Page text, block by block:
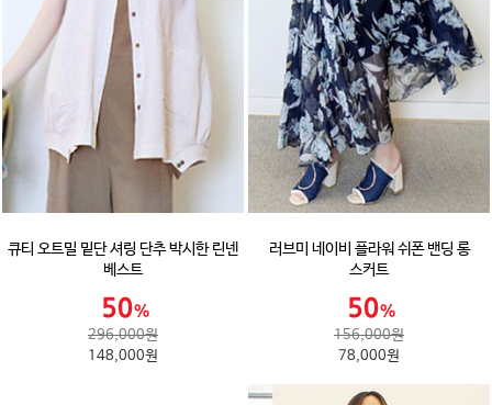
큐티 오트밀 밑단 셔링 단추 박시한 린넨
베스트
296,000원
148,000원
러브미 네이비 플라워 쉬폰 밴딩 롱
스커트
156,000원
78,000원